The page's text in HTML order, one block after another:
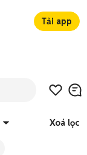
Tải app
Xoá lọc